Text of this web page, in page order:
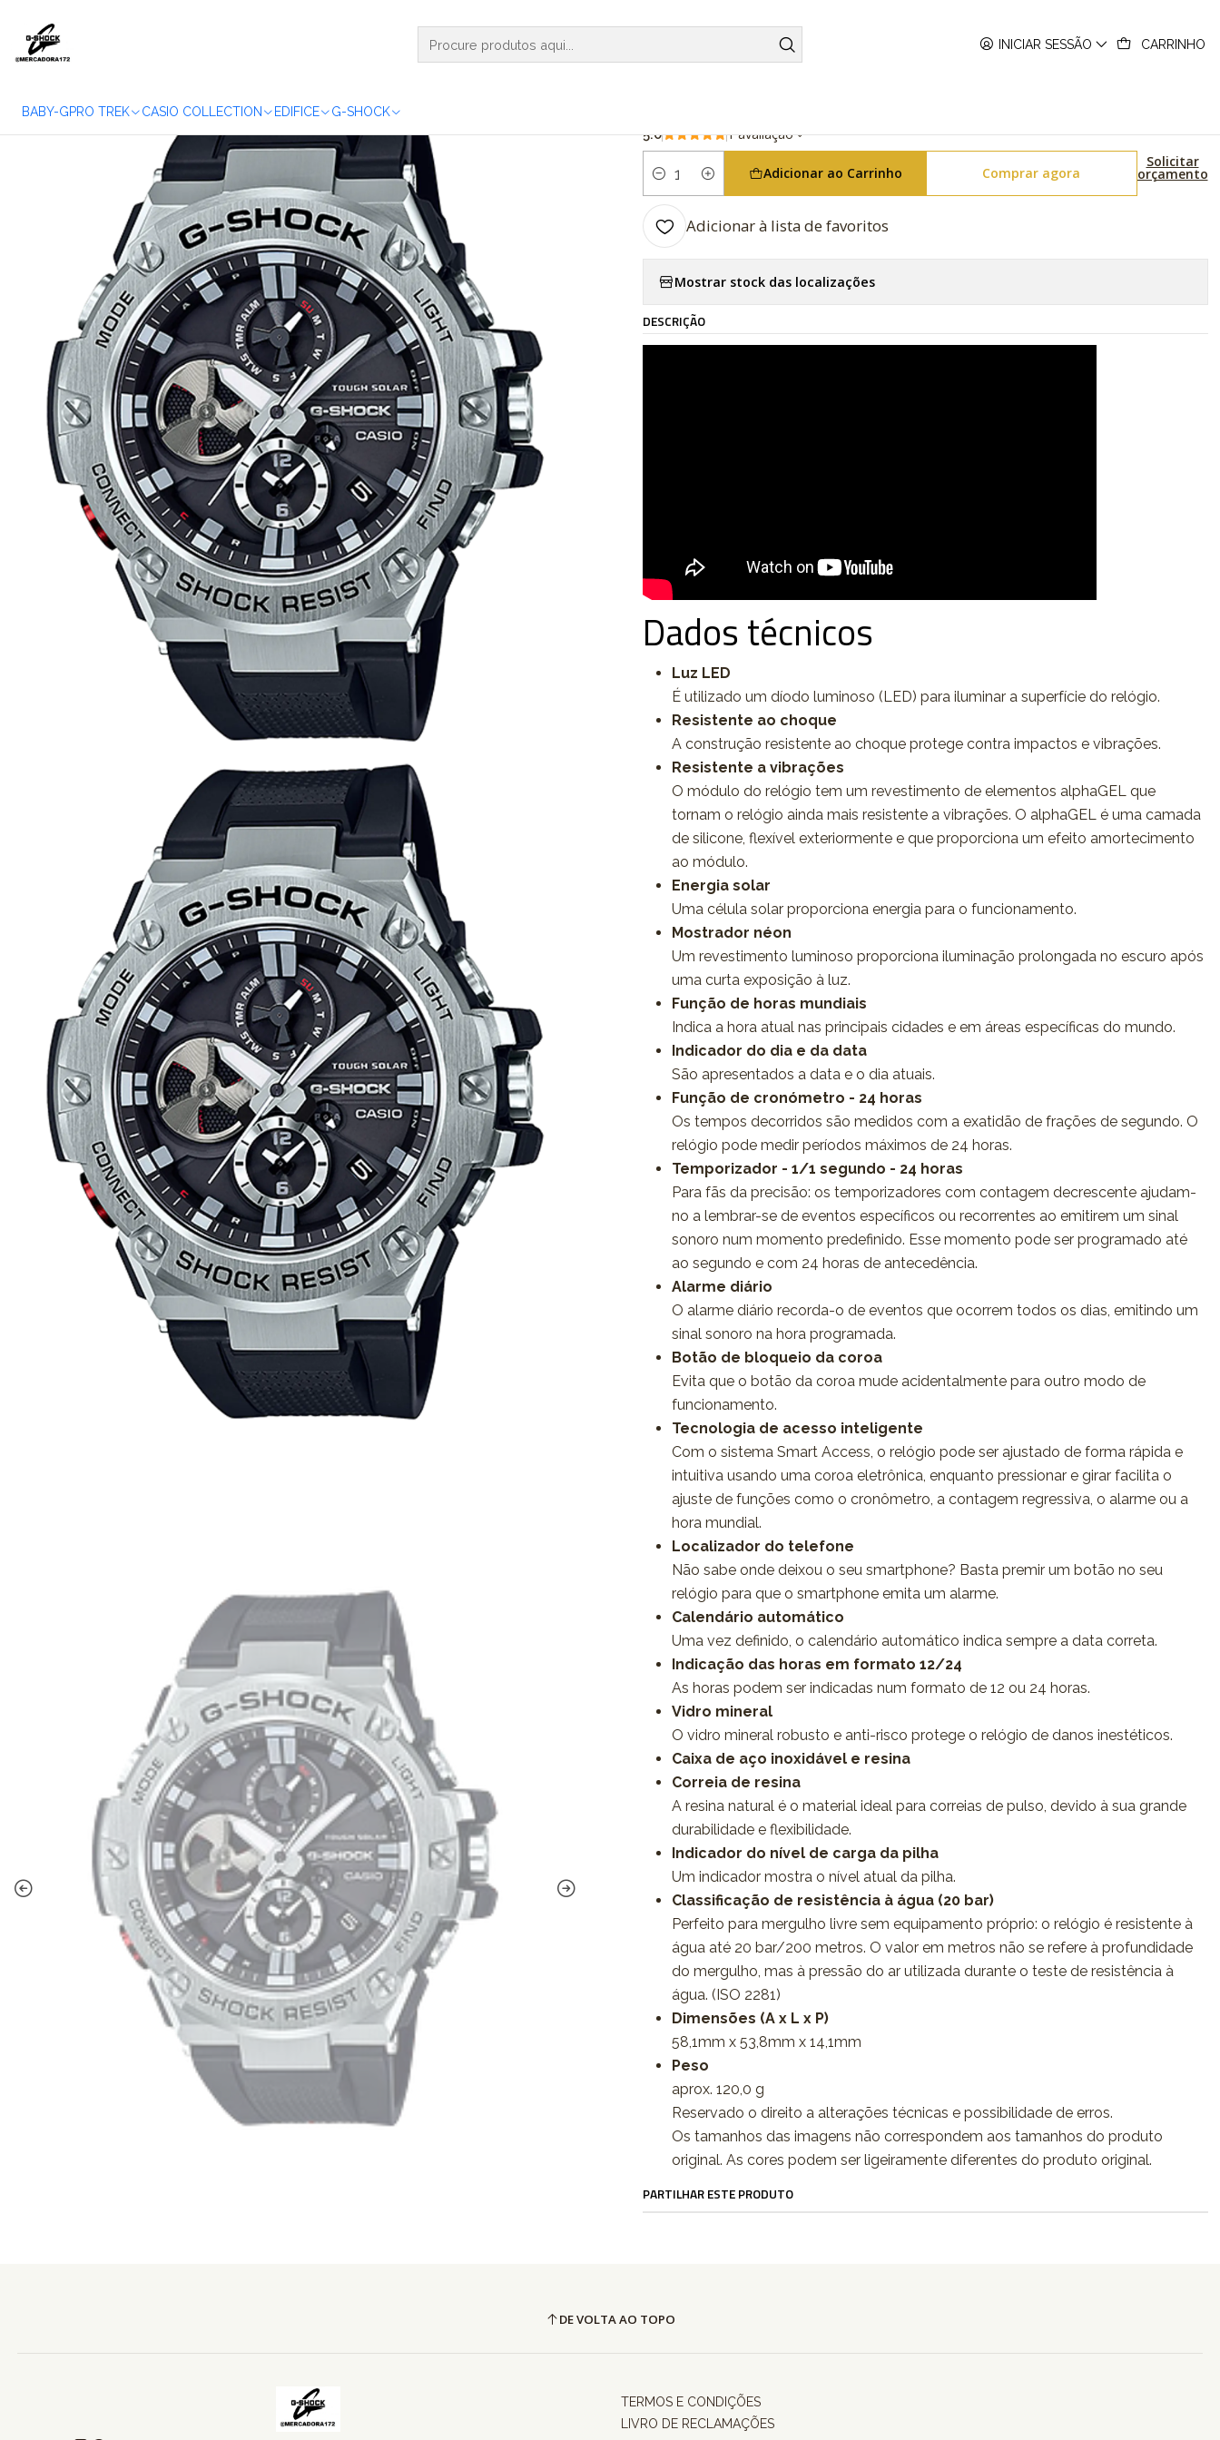
INICIAR SESSÃO CARRINHO
BABY-GPRO TREK CASIO COLLECTION EDIFICE G-SHOCK
5.0 1 avaliação
Quantidade
Adicionar ao Carrinho Comprar agora
Solicitar
orçamento
Adicionar à lista de favoritos
Mostrar stock das localizações
DESCRIÇÃO
Dados técnicos
Luz LED
É utilizado um díodo luminoso (LED) para iluminar a superfície do relógio.
Resistente ao choque
A construção resistente ao choque protege contra impactos e vibrações.
Resistente a vibrações
O módulo do relógio tem um revestimento de elementos alphaGEL que
tornam o relógio ainda mais resistente a vibrações. O alphaGEL é uma camada
de silicone, flexível exteriormente e que proporciona um efeito amortecimento
ao módulo.
Energia solar
Uma célula solar proporciona energia para o funcionamento.
Mostrador néon
Um revestimento luminoso proporciona iluminação prolongada no escuro após
uma curta exposição à luz.
Função de horas mundiais
Indica a hora atual nas principais cidades e em áreas específicas do mundo.
Indicador do dia e da data
São apresentados a data e o dia atuais.
Função de cronómetro - 24 horas
Os tempos decorridos são medidos com a exatidão de frações de segundo. O
relógio pode medir períodos máximos de 24 horas.
Temporizador - 1/1 segundo - 24 horas
Para fãs da precisão: os temporizadores com contagem decrescente ajudam-
no a lembrar-se de eventos específicos ou recorrentes ao emitirem um sinal
sonoro num momento predefinido. Esse momento pode ser programado até
ao segundo e com 24 horas de antecedência.
Alarme diário
O alarme diário recorda-o de eventos que ocorrem todos os dias, emitindo um
sinal sonoro na hora programada.
Botão de bloqueio da coroa
Evita que o botão da coroa mude acidentalmente para outro modo de
funcionamento.
Tecnologia de acesso inteligente
Com o sistema Smart Access, o relógio pode ser ajustado de forma rápida e
intuitiva usando uma coroa eletrônica, enquanto pressionar e girar facilita o
ajuste de funções como o cronômetro, a contagem regressiva, o alarme ou a
hora mundial.
Localizador do telefone
Não sabe onde deixou o seu smartphone? Basta premir um botão no seu
relógio para que o smartphone emita um alarme.
Calendário automático
Uma vez definido, o calendário automático indica sempre a data correta.
Indicação das horas em formato 12/24
As horas podem ser indicadas num formato de 12 ou 24 horas.
Vidro mineral
O vidro mineral robusto e anti-risco protege o relógio de danos inestéticos.
Caixa de aço inoxidável e resina
Correia de resina
A resina natural é o material ideal para correias de pulso, devido à sua grande
durabilidade e flexibilidade.
Indicador do nível de carga da pilha
Um indicador mostra o nível atual da pilha.
Classificação de resistência à água (20 bar)
Perfeito para mergulho livre sem equipamento próprio: o relógio é resistente à
água até 20 bar/200 metros. O valor em metros não se refere à profundidade
do mergulho, mas à pressão do ar utilizada durante o teste de resistência à
água. (ISO 2281)
Dimensões (A x L x P)
58,1mm x 53,8mm x 14,1mm
Peso
aprox. 120,0 g
Reservado o direito a alterações técnicas e possibilidade de erros.
Os tamanhos das imagens não correspondem aos tamanhos do produto
original. As cores podem ser ligeiramente diferentes do produto original.
PARTILHAR ESTE PRODUTO
DE VOLTA AO TOPO
TERMOS E CONDIÇÕES
LIVRO DE RECLAMAÇÕES